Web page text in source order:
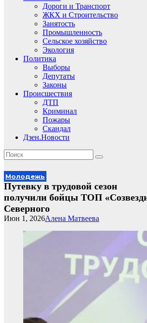
Дороги и Транспорт
ЖКХ и Строительство
Занятость
Промышленность
Сельское хозяйство
Экология
Политика
Выборы
Депутаты
Законы
Происшествия
ДТП
Криминал
Пожары
Скандал
Дзен.Новости
Молодежь
Путевку в трудовой сезон
получили бойцы ТОП
Северного
Алена Матвеева
Июн 1, 2026